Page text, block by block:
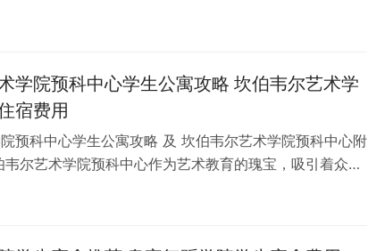
务。为了帮助您顺利完成…
学院预科中心学生公寓攻略 坎伯韦尔艺术学
宿费用
预科中心学生公寓攻略 及 坎伯韦尔艺术学院预科中心附
尔艺术学院预科中心作为艺术教育的瑰宝，吸引着众多